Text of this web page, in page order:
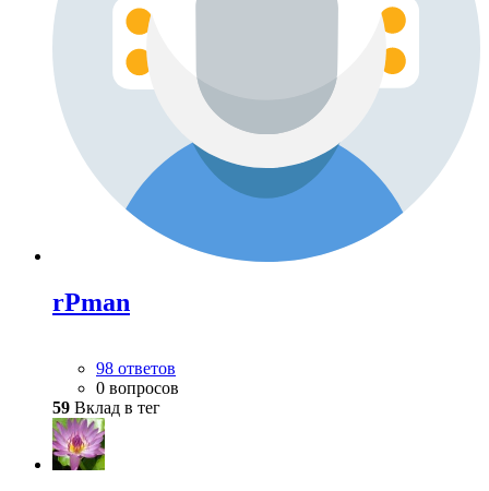
rPman
98 ответов
0 вопросов
59 Вклад в тег